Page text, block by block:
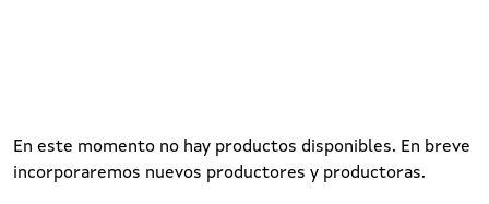
En este momento no hay productos disponibles. En breve
incorporaremos nuevos productores y productoras.